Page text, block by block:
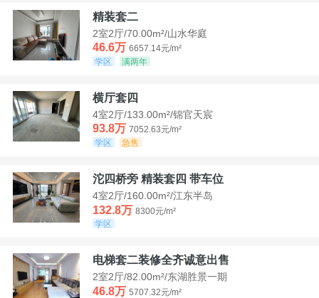
精装套二
2室2厅/70.00m²/山水华庭
46.6万 6657.14元/m²
学区
满两年
横厅套四
4室2厅/133.00m²/锦官天宸
93.8万 7052.63元/m²
学区
急售
沱四桥旁 精装套四 带车位
4室2厅/160.00m²/江东半岛
132.8万 8300元/m²
学区
电梯套二装修全齐诚意出售
2室2厅/82.00m²/东湖胜景一期
46.8万 5707.32元/m²